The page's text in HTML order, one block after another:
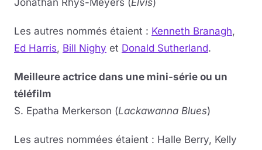
Jonathan Rhys-Meyers (Elvis)
Les autres nommés étaient : Kenneth Branagh,
Ed Harris, Bill Nighy et Donald Sutherland.
Meilleure actrice dans une mini-série ou un
téléfilm
S. Epatha Merkerson (Lackawanna Blues)
Les autres nommées étaient : Halle Berry, Kelly